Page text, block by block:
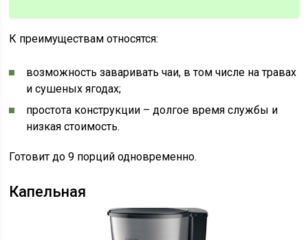
К преимуществам относятся:
возможность заваривать чаи, в том числе на травах
и сушеных ягодах;
простота конструкции – долгое время службы и
низкая стоимость.
Готовит до 9 порций одновременно.
Капельная